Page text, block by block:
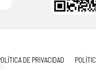
DE PRIVACIDAD